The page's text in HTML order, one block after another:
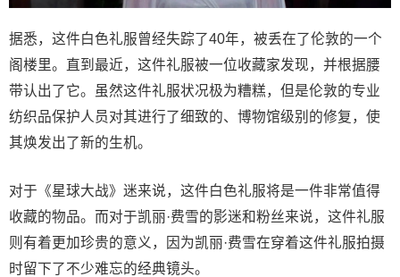
据悉，这件白色礼服曾经失踪了40年，被丢在了伦敦的一个
阁楼里。直到最近，这件礼服被一位收藏家发现，并根据腰
带认出了它。虽然这件礼服状况极为糟糕，但是伦敦的专业
纺织品保护人员对其进行了细致的、博物馆级别的修复，使
其焕发出了新的生机。
对于《星球大战》迷来说，这件白色礼服将是一件非常值得
收藏的物品。而对于凯丽·费雪的影迷和粉丝来说，这件礼服
则有着更加珍贵的意义，因为凯丽·费雪在穿着这件礼服拍摄
时留下了不少难忘的经典镜头。